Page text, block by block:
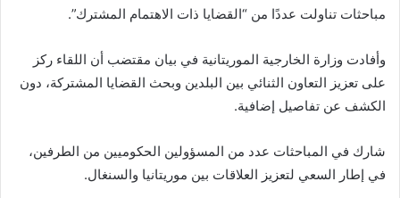
مباحثات تناولت عددًا من “القضايا ذات الاهتمام المشترك”.
وأفادت وزارة الخارجية الموريتانية في بيان مقتضب أن اللقاء ركز
على تعزيز التعاون الثنائي بين البلدين وبحث القضايا المشتركة، دون
الكشف عن تفاصيل إضافية.
شارك في المباحثات عدد من المسؤولين الحكوميين من الطرفين،
في إطار السعي لتعزيز العلاقات بين موريتانيا والسنغال.